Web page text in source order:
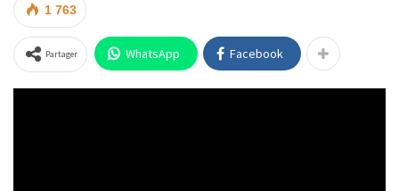
1 763
Partager WhatsApp Facebook